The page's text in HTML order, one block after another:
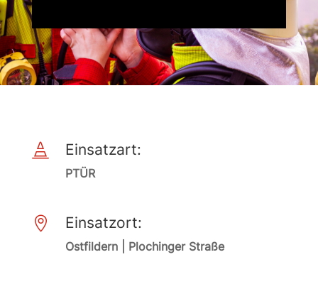
 Einsatzart:
PTÜR
 Einsatzort:
Ostfildern | Plochinger Straße